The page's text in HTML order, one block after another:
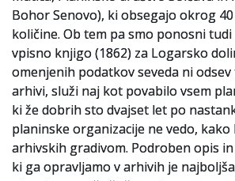
Bohor Senovo), ki obsegajo okrog
količine. Ob tem pa smo ponosni
vpisno knjigo (1862) za Logarsko
omenjenih podatkov seveda ni
arhivi, služi naj kot povabilo vsem
ki že dobrih sto dvajset let po
planinske organizacije ne vedo,
arhivskih gradivom. Podroben opis
ki ga opravljamo v arhivih je